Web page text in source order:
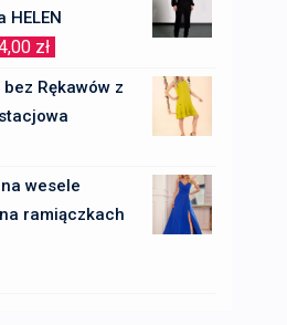
HELEN
zł
cena
wynosi:
Rękawów z
wesele
ramiączkach